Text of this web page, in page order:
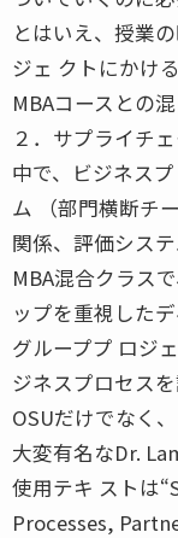
とはいえ、授業
ジェ クトにかけ
MBAコースとの
２．サプライチ
中で、ビジネス
ム （部門横断チ
関係、評価システ
MBA混合クラス
ップを重視した
グループプ ロジ
ジネスプロセスを
OSUだけでなく
大変有名なDr.
使用テキ ストは
Processes,